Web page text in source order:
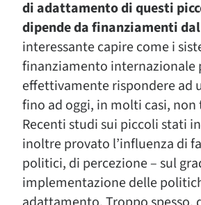
di adattamento di questi
dipende da finanziamenti
interessante capire come i
finanziamento internazionale
effettivamente rispondere ad
fino ad oggi, in molti casi,
Recenti studi sui piccoli stati
inoltre provato l’influenza di
politici, di percezione – sul
implementazione delle